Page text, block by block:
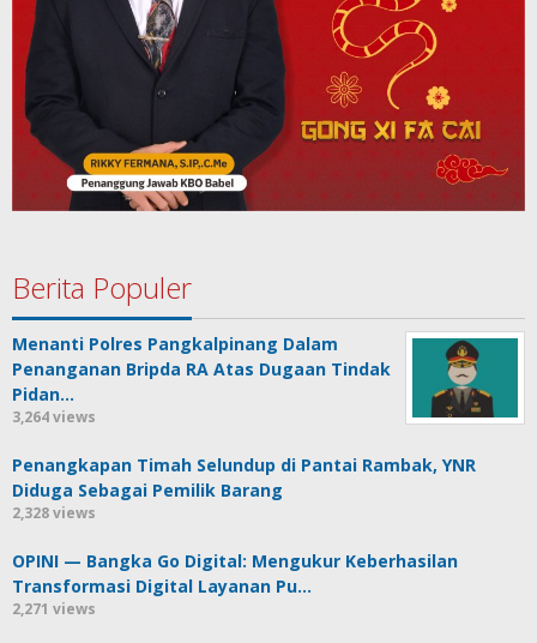
Berita Populer
Menanti Polres Pangkalpinang Dalam
Penanganan Bripda RA Atas Dugaan Tindak
Pidan…
3,264 views
Penangkapan Timah Selundup di Pantai Rambak, YNR
Diduga Sebagai Pemilik Barang
2,328 views
OPINI — Bangka Go Digital: Mengukur Keberhasilan
Transformasi Digital Layanan Pu…
2,271 views